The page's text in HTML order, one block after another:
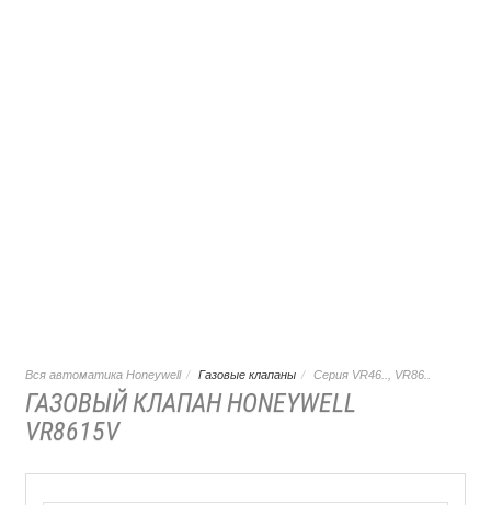
Вся автоматика Honeywell Газовые клапаны Серия VR46.., VR86..
ГАЗОВЫЙ КЛАПАН HONEYWELL
VR8615V